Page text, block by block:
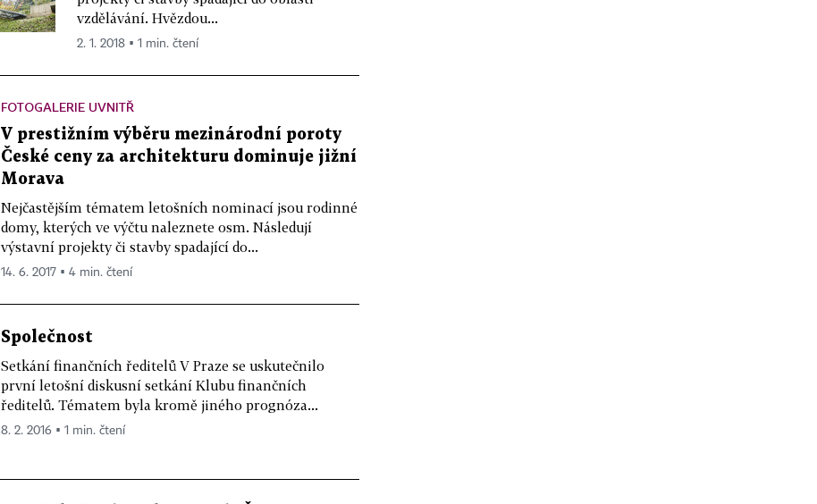
vzdělávání. Hvězdou...
2. 1. 2018 ▪ 1 min. čtení
FOTOGALERIE UVNITŘ
V prestižním výběru mezinárodní poroty
České ceny za architekturu dominuje jižní
Morava
Nejčastějším tématem letošních nominací jsou rodinné
domy, kterých ve výčtu naleznete osm. Následují
výstavní projekty či stavby spadající do...
14. 6. 2017 ▪ 4 min. čtení
Společnost
Setkání finančních ředitelů V Praze se uskutečnilo
první letošní diskusní setkání Klubu finančních
ředitelů. Tématem byla kromě jiného prognóza...
8. 2. 2016 ▪ 1 min. čtení